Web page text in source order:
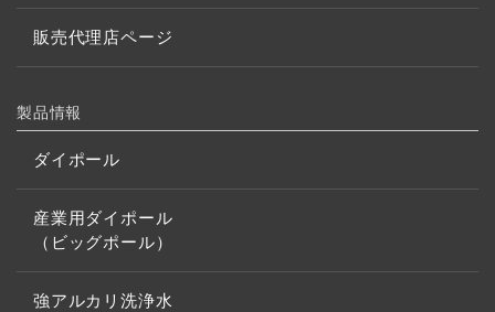
販売代理店ページ
製品情報
ダイポール
産業用ダイポール
（ビッグポール）
強アルカリ洗浄水